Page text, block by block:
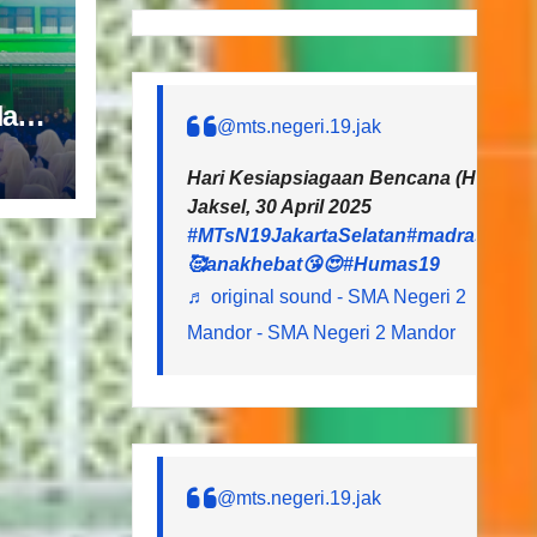
@mts.negeri.19.jak
Hari Kesiapsiagaan Bencana (HGB)
Jaksel, 30 April 2025
#MTsN19JakartaSelatan
🥰anakhebat😘😍#Humas19
♬ original sound - SMA Negeri 2
Mandor - SMA Negeri 2 Mandor
@mts.negeri.19.jak